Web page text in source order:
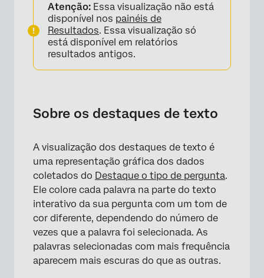
×
Atenção: Essa visualização não está
disponível nos painéis de
Resultados. Essa visualização só
está disponível em relatórios
resultados antigos.
Sobre os destaques de texto
A visualização dos destaques de texto é
uma representação gráfica dos dados
coletados do Destaque o tipo de pergunta.
Ele colore cada palavra na parte do texto
interativo da sua pergunta com um tom de
cor diferente, dependendo do número de
vezes que a palavra foi selecionada. As
palavras selecionadas com mais frequência
aparecem mais escuras do que as outras.